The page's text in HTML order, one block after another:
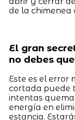
de la chimenea
El gran
no debes
Este es el error
cortada puede
intentas
energía en
estancia.